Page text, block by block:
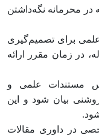
محرمانه نگه‌داشتن
علمی برای تصمیم‌گیری
در زمان مقرر ارائه
مستندات علمی و
بیان شود و این
در داوری مقالات